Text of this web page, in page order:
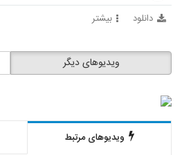
دانلود بیشتر
ویدیوهای دیگر
ویدیوهای مرتبط